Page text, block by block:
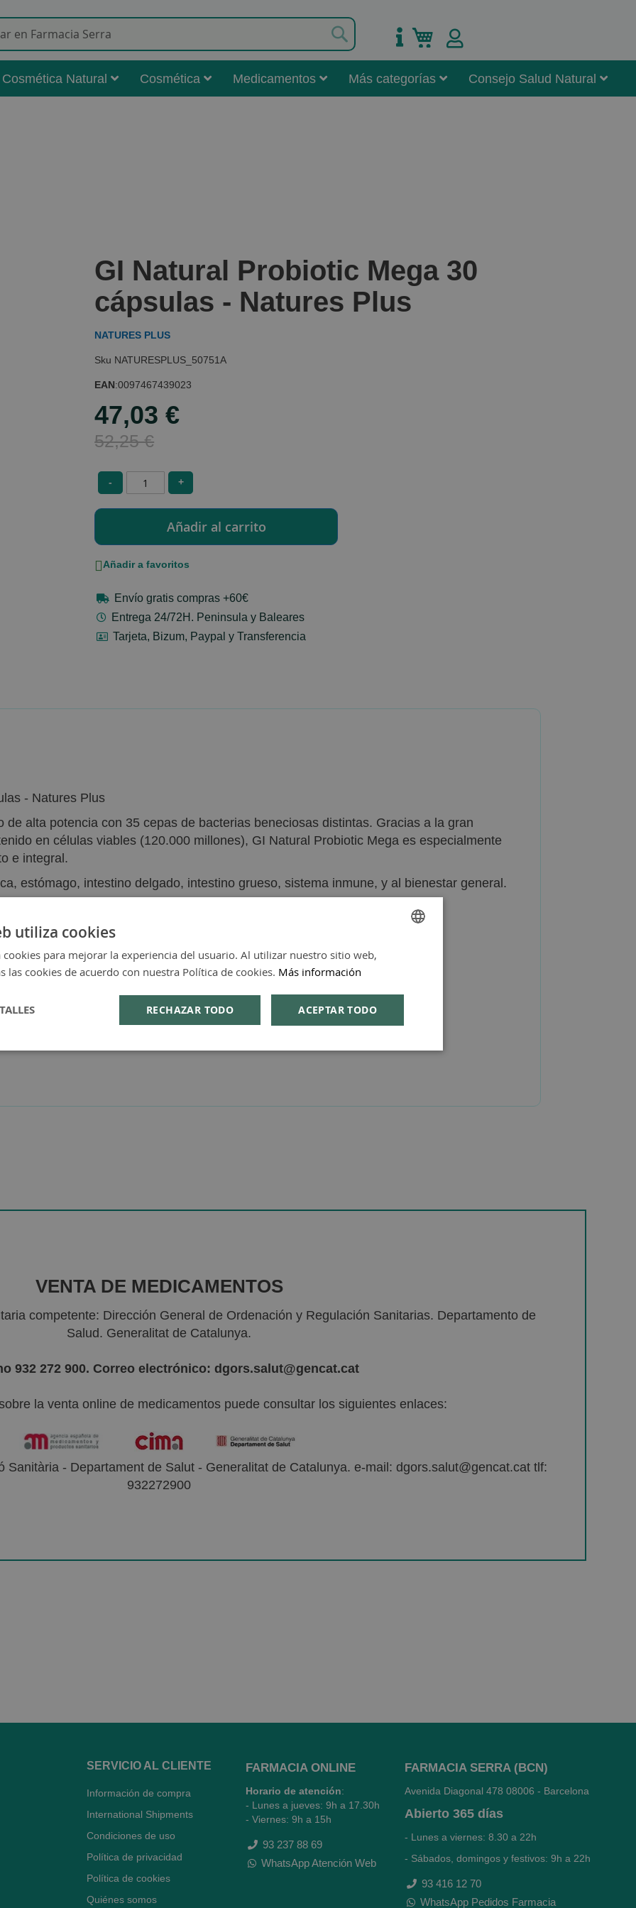
Mi carrito
Cosmética Natural Cosmética Medicamentos Más categorías Consejo Salud Natural
GI Natural Probiotic Mega 30
cápsulas - Natures Plus
NATURES PLUS
NATURESPLUS_50751A
EAN:0097467439023
Special
Price
47,03 €
52,25 €
- +
Añadir a favoritos
Envío gratis compras +60€
Entrega 24/72H. Peninsula y Baleares
Tarjeta, Bizum, Paypal y Transferencia
- Natures Plus
de alta potencia con 35 cepas de bacterias beneciosas distintas. Gracias a la gran
en células viables (120.000 millones), GI Natural Probiotic Mega es especialmente
e integral.
estómago, intestino delgado, intestino grueso, sistema inmune, y al bienestar general.
VENTA DE MEDICAMENTOS
competente: Dirección General de Ordenación y Regulación Sanitarias. Departamento de
Salud. Generalitat de Catalunya.
932 272 900. Correo electrónico: dgors.salut@gencat.cat
la venta online de medicamentos puede consultar los siguientes enlaces:
Sanitària - Departament de Salut - Generalitat de Catalunya. e-mail: dgors.salut@gencat.cat tlf:
932272900
SERVICIO AL CLIENTE
Información de compra
International Shipments
Condiciones de uso
Política de privacidad
Política de cookies
Quiénes somos
FARMACIA ONLINE
Horario de atención:
- Lunes a jueves: 9h a 17.30h
- Viernes: 9h a 15h
93 237 88 69
WhatsApp Atención Web
FARMACIA SERRA (BCN)
Avenida Diagonal 478 08006 - Barcelona
Abierto 365 días
- Lunes a viernes: 8.30 a 22h
- Sábados, domingos y festivos: 9h a 22h
93 416 12 70
WhatsApp Pedidos Farmacia
utiliza cookies
cookies para mejorar la experiencia del usuario. Al utilizar nuestro sitio web,
las cookies de acuerdo con nuestra Política de cookies. Más información
ACEPTAR TODO
RECHAZAR TODO